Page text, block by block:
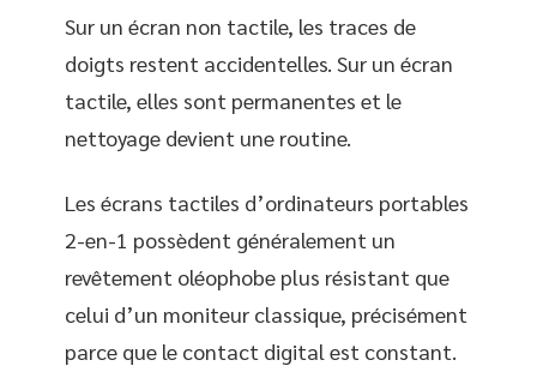
Sur un écran non tactile, les traces de
doigts restent accidentelles. Sur un écran
tactile, elles sont permanentes et le
nettoyage devient une routine.
Les écrans tactiles d’ordinateurs portables
2-en-1 possèdent généralement un
revêtement oléophobe plus résistant que
celui d’un moniteur classique, précisément
parce que le contact digital est constant.